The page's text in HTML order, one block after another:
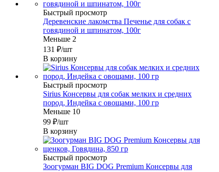
Быстрый просмотр
Деревенские лакомства Печенье для собак с
говядиной и шпинатом, 100г
Меньше 2
131 ₽/шт
В корзину
Быстрый просмотр
Sirius Консервы для собак мелких и средних
пород, Индейка с овощами, 100 гр
Меньше 10
99 ₽/шт
В корзину
Быстрый просмотр
Зоогурман BIG DOG Premium Консервы для